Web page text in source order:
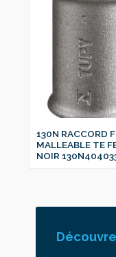
130N RACCORD
MALLEABLE TE
NOIR